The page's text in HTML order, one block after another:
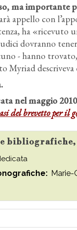
ma importante
appello con
ha «ricevuto
dovranno
- hanno
Myriad
nel maggio
del brevetto per il